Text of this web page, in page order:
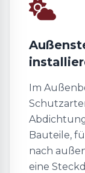
Im
Bauteile,
nach
eine